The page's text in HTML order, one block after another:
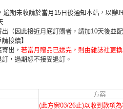
逾期未收請於當月15日後通知本站，以辦
出（因此接近月底訂購者，請加10天後並
接續】
出， 若當月贈品已送完，則由雜誌社更
，過期恕不接受退訂。
方案
(此方案03/26止)以收到款項